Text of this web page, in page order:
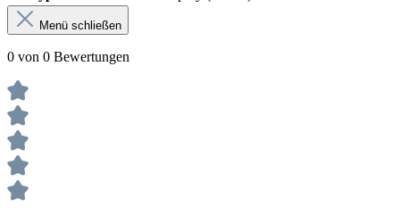
Menü schließen
0 von 0 Bewertungen